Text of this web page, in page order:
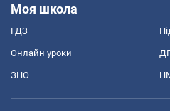
Моя школа
ГДЗ
Онлайн уроки
ЗНО